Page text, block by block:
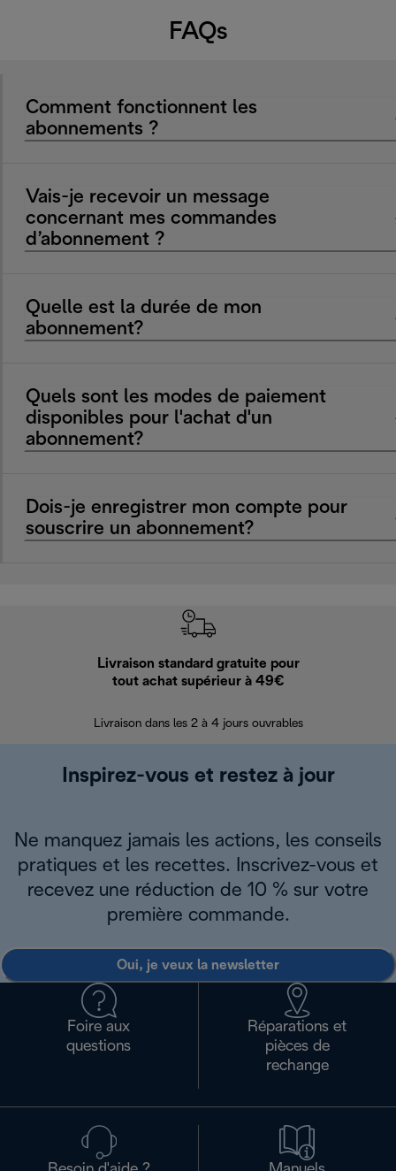
FAQs
Comment fonctionnent les
abonnements ?
Vais-je recevoir un message
concernant mes commandes
d’abonnement ?
Quelle est la durée de mon
abonnement?
Quels sont les modes de paiement
disponibles pour l'achat d'un
abonnement?
Dois-je enregistrer mon compte pour
souscrire un abonnement?
Livraison standard gratuite pour
tout achat supérieur à 49€
Livraison dans les 2 à 4 jours ouvrables
Inspirez-vous et restez à jour
Ne manquez jamais les actions, les conseils
pratiques et les recettes. Inscrivez-vous et
recevez une réduction de 10 % sur votre
première commande.
Oui, je veux la newsletter
Foire aux
questions
Réparations et
pièces de
rechange